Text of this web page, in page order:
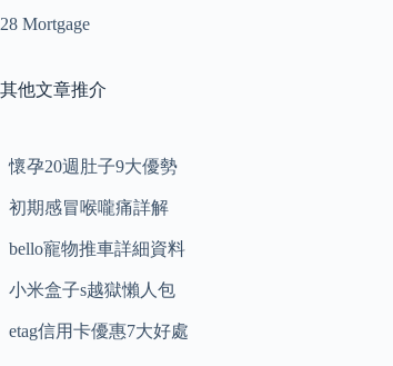
28 Mortgage
其他文章推介
懷孕20週肚子9大優勢
初期感冒喉嚨痛詳解
bello寵物推車詳細資料
小米盒子s越獄懶人包
etag信用卡優惠7大好處